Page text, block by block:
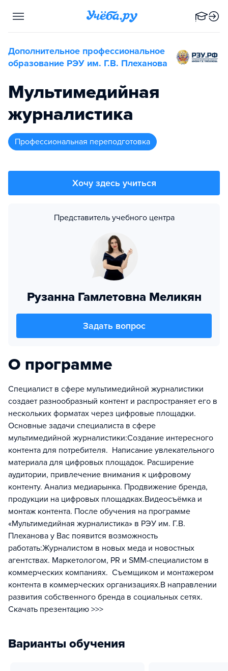
Дополнительное профессиональное
образование РЭУ им. Г.В. Плеханова
Мультимедийная
журналистика
профессиональная переподготовка
Хочу здесь учиться
Представитель учебного центра
Рузанна Гамлетовна Меликян
Задать вопрос
О программе
Специалист в сфере мультимедийной журналистики
создает разнообразный контент и распространяет его в
нескольких форматах через цифровые площадки.
Основные задачи специалиста в сфере
мультимедийной журналистики:Создание интересного
контента для потребителя. Написание увлекательного
материала для цифровых площадок. Расширение
аудитории, привлечение внимания к цифровому
контенту. Анализ медиарынка. Продвижение бренда,
продукции на цифровых площадках.Видеосъёмка и
монтаж контента. После обучения на программе
«Мультимедийная журналистика» в РЭУ им. Г.В.
Плеханова у Вас появится возможность
работать:Журналистом в новых меда и новостных
агентствах. Маркетологом, PR и SMM-специалистом в
коммерческих компаниях. Съемщиком и монтажером
контента в коммерческих организациях.В направлении
развития собственного бренда в социальных сетях.
Скачать презентацию >>>
Варианты обучения